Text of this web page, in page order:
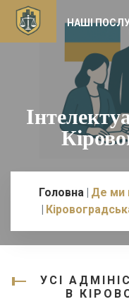
НАШІ
Головна Де ми
УСІ
В